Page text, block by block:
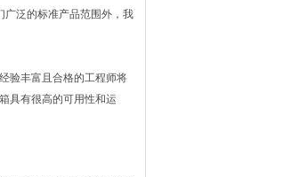
广泛的标准产品范围外，我
验丰富且合格的工程师将
具有很高的可用性和运